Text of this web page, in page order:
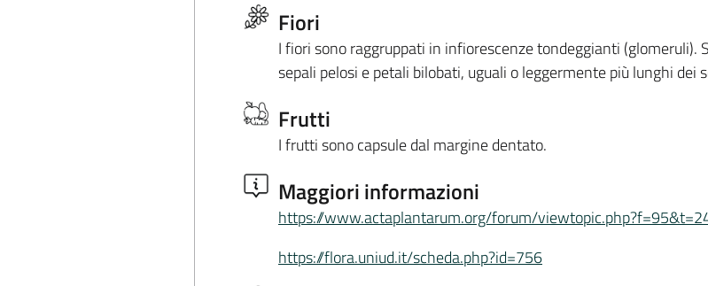
Fiori
I fiori sono raggruppati in infiorescenze tondeggianti (glomeruli).
sepali pelosi e petali bilobati, uguali o leggermente più lunghi dei
Frutti
I frutti sono capsule dal margine dentato.
Maggiori informazioni
https://www.actaplantarum.org/forum/
https://flora.uniud.it/scheda.php?id=756